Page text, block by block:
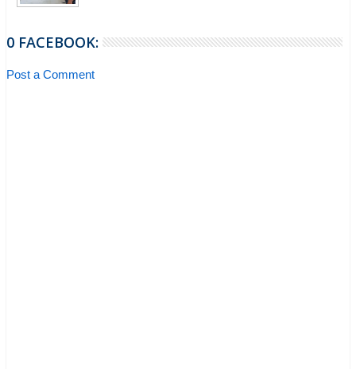
0 FACEBOOK:
Post a Comment